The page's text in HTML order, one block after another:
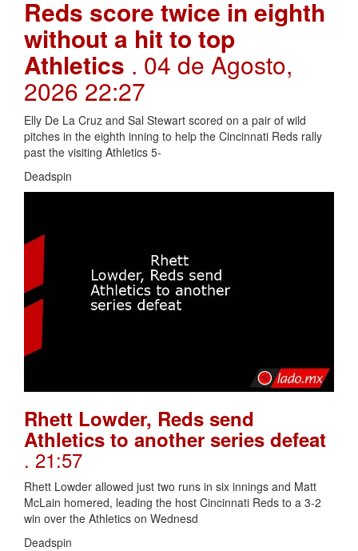
Reds score twice in eighth
without a hit to top
Athletics . 04 de Agosto,
2026 22:27
Elly De La Cruz and Sal Stewart scored on a pair of wild
pitches in the eighth inning to help the Cincinnati Reds rally
past the visiting Athletics 5-
Deadspin
Rhett Lowder, Reds send
Athletics to another series defeat
. 21:57
Rhett Lowder allowed just two runs in six innings and Matt
McLain homered, leading the host Cincinnati Reds to a 3-2
win over the Athletics on Wednesd
Deadspin